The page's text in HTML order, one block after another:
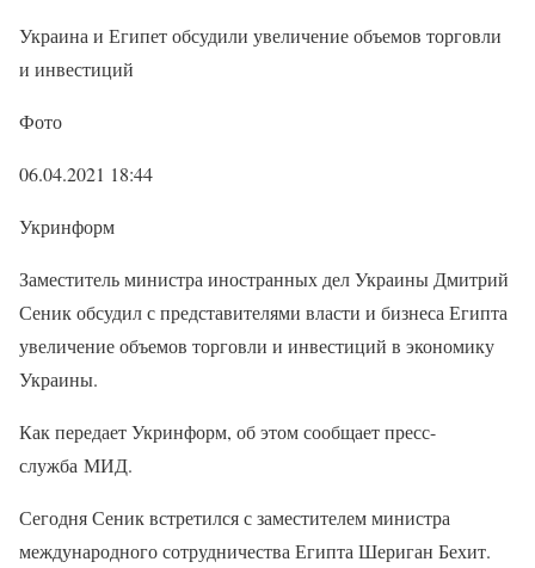
Украина и Египет обсудили увеличение объемов торговли
и инвестиций
Фото
06.04.2021 18:44
Укринформ
Заместитель министра иностранных дел Украины Дмитрий
Сеник обсудил с представителями власти и бизнеса Египта
увеличение объемов торговли и инвестиций в экономику
Украины.
Как передает Укринформ, об этом сообщает пресс-
служба МИД.
Сегодня Сеник встретился с заместителем министра
международного сотрудничества Египта Шериган Бехит.